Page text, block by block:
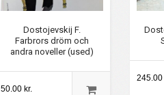
Dostojevskij F.
Farbrors dröm och
andra noveller (used)
50.00 kr.
245.00